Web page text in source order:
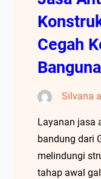
Cegah
Silvana
Layanan jasa
bandung dari
melindungi
tahap awal